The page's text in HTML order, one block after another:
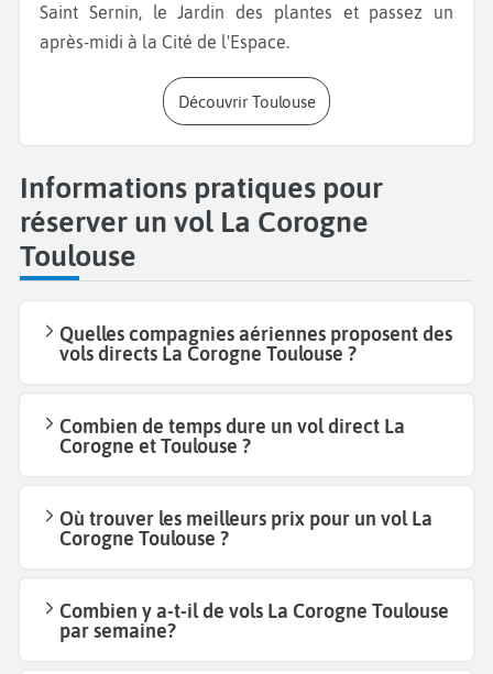
Saint Sernin, le Jardin des plantes et passez un
après-midi à la Cité de l'Espace.
Découvrir Toulouse
Informations pratiques pour
réserver un vol La Corogne
Toulouse
Quelles compagnies aériennes proposent des
vols directs La Corogne Toulouse ?
Combien de temps dure un vol direct La
Corogne et Toulouse ?
Où trouver les meilleurs prix pour un vol La
Corogne Toulouse ?
Combien y a-t-il de vols La Corogne Toulouse
par semaine?